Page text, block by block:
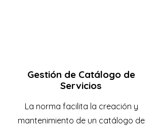
Gestión de Catálogo de
Servicios
La norma facilita la creación y
mantenimiento de un catálogo de